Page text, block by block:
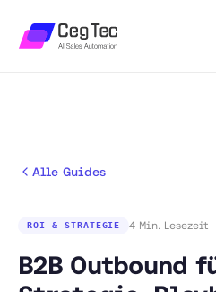
Alle Guides
ROI & STRATEGIE 4 Min. Lesezeit
B2B Outbound